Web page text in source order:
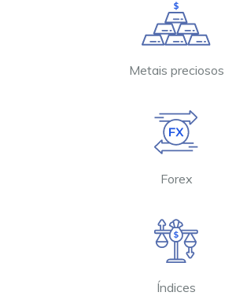
Metais preciosos
Forex
Índices